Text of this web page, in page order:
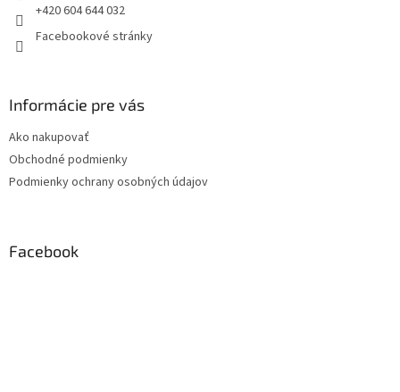
+420 604 644 032
Facebookové stránky
Informácie pre vás
Ako nakupovať
Obchodné podmienky
Podmienky ochrany osobných údajov
Facebook